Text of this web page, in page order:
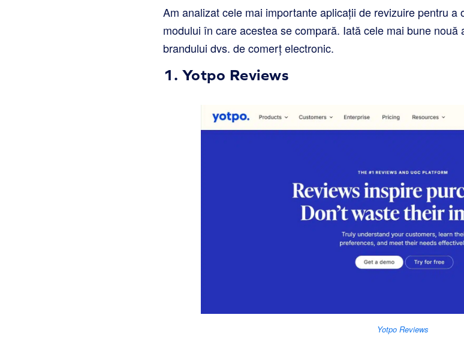
Am analizat cele mai importante aplicații de revizuire pentru a
modului în care acestea se compară. Iată cele mai bune
brandului dvs. de comerț electronic.
1. Yotpo Reviews
Yotpo Reviews